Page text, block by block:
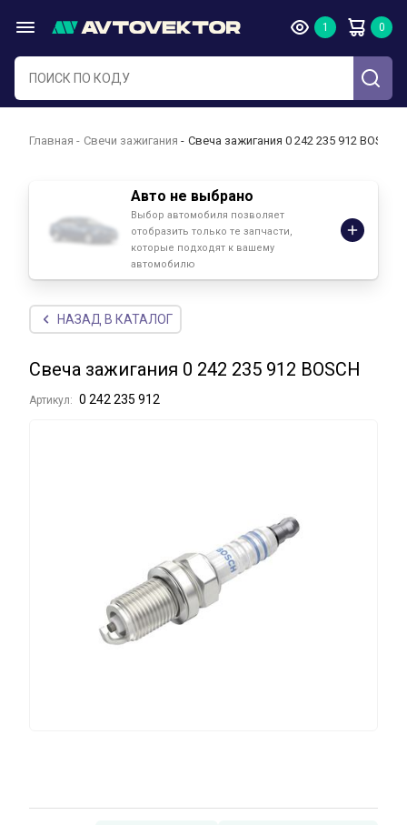
Главная Свечи зажигания Свеча зажигания 0 242 235 912 BOSCH
Авто не выбрано
Выбор автомобиля позволяет
отобразить только те запчасти,
которые подходят к вашему
автомобилю
НАЗАД В КАТАЛОГ
Свеча зажигания 0 242 235 912 BOSCH
Артикул: 0 242 235 912